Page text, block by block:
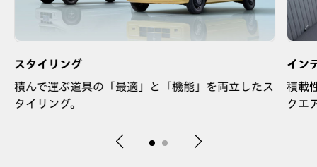
スタイリング
積んで運ぶ道具の「最適」と「機能」を両立したス
タイリング。
イン
積載
クエ